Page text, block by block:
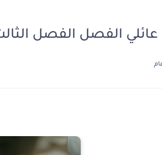
الفصل الفصل الثالث 3 بقلم دنيا سعيد